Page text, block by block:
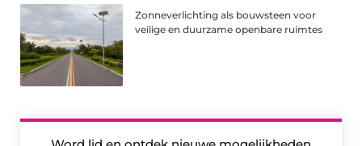
Zonneverlichting als bouwsteen voor
veilige en duurzame openbare ruimtes